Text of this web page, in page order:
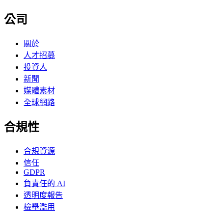
公司
關於
人才招募
投資人
新聞
媒體素材
全球網路
合規性
合規資源
信任
GDPR
負責任的 AI
透明度報告
檢舉濫用